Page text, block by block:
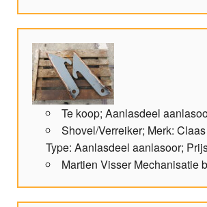
Te koop; Aanlasdeel
Shovel/Verreiker; Merk:
Type: Aanlasdeel aanlasoor;
Martien Visser Mechanisatie